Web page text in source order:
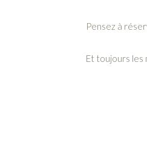
Pensez à
Et toujours les